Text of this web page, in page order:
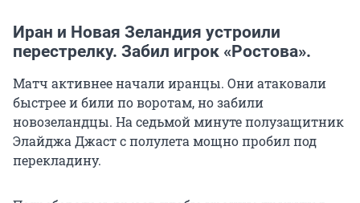
Иран и Новая Зеландия устроили
перестрелку. Забил игрок «Ростова».
Матч активнее начали иранцы. Они атаковали
быстрее и били по воротам, но забили
новозеландцы. На седьмой минуте полузащитник
Элайджа Джаст с полулета мощно пробил под
перекладину.